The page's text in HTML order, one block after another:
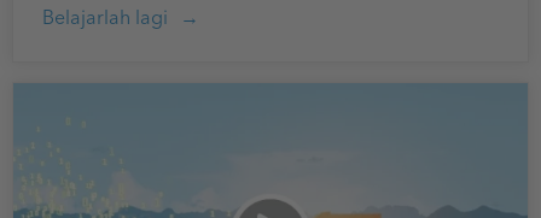
Belajarlah lagi